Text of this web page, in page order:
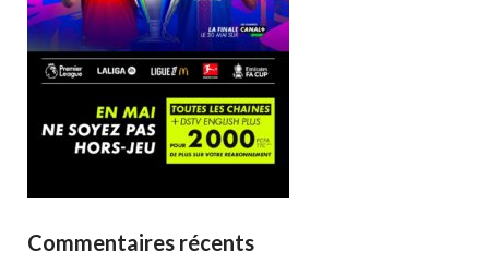
Commentaires récents